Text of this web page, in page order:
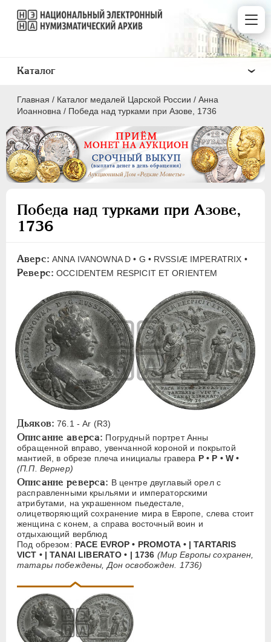
Главная / Каталог медалей Царской России / Анна
Иоанновна / Победа над турками при Азове, 1736
Победа над турками при Азове,
1736
Аверс: ANNA IVANOWNA D • G • RVSSIÆ IMPERATRIX •
Реверс: OCCIDENTEM RESPICIT ЕТ ORIENTEM
Дьяков: 76.1 - Ar (R3)
Описание аверса: Погрудный портрет Анны
обращенной вправо, увенчанной короной и покрытой
мантией, в обрезе плеча инициалы гравера Р • Р • W •
(П.П. Вернер)
Описание реверса: В центре двуглавый орел с
расправленными крыльями и императорскими
атрибутами, на украшенном пьедестале,
олицетворяющий сохранение мира в Европе, слева стоит
женщина с конем, а справа восточный воин и
отдыхающий верблюд
Под обрезом: РАСЕ EVROP • PROMOTA • | TARTARIS
VICT • | TANAI LIBERATO • | 1736 (Мир Европы сохранен,
татары побеждены, Дон освобожден. 1736)
Каталог
ВСЕ
ЕКАТЕРИНА I 1725-1727
ПЕТР II 1727-1729
Латинская надпись
D E L M
N
P V
Русская надпись
А Б В Р С Т
ИОАНН АНТОНОВИЧ
1740-1741
ПЕТР III
1762-1762
ЕКАТЕРИНА II 1762-1796
ПАВЕЛ I 1796-1801
АЛЕКСАНДР I 1801-1825
НИКОЛАЙ I
1826-1855
АЛЕКСАНДР II 1855-1881
АЛЕКСАНДР III 1881-1894
НИКОЛАЙ II 1894-1917
СЕРИИ МЕДАЛЕЙ 1600-1881